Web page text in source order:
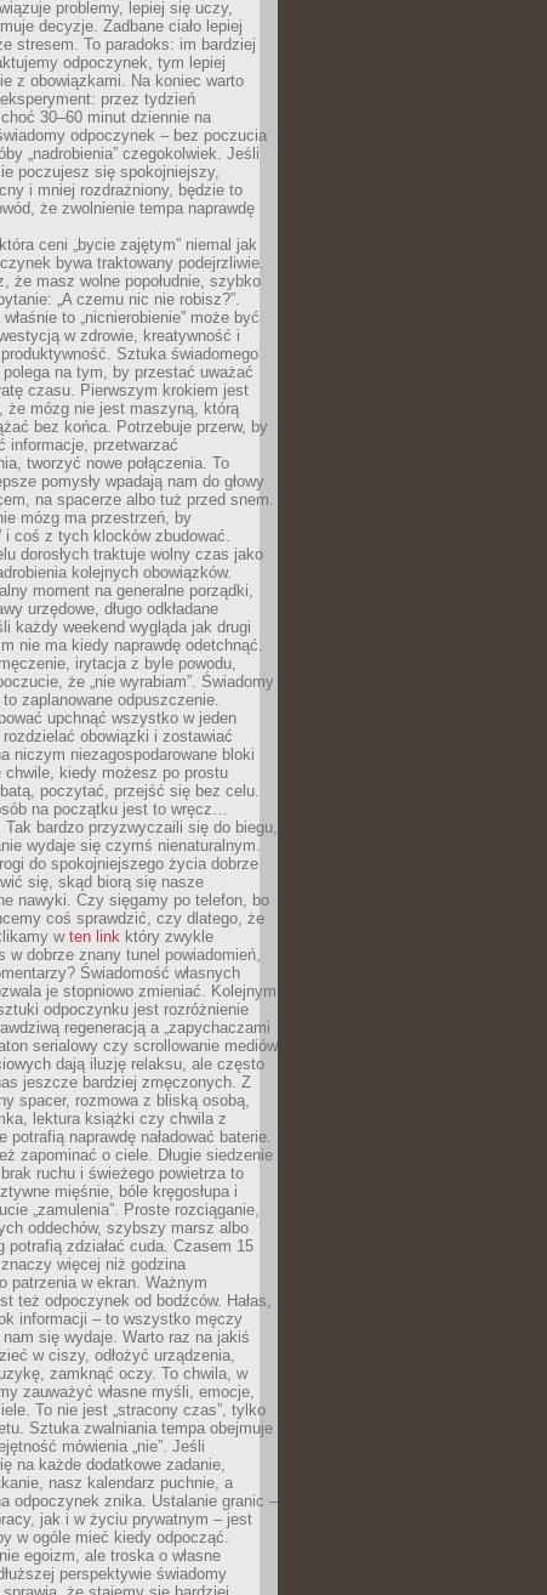
problemy, lepiej się uczy,
decyzje. Zadbane ciało lepiej
stresem. To paradoks: im bardziej
odpoczynek, tym lepiej
z obowiązkami. Na koniec warto
przez tydzień
30–60 minut dziennie na
odpoczynek – bez poczucia
„nadrobienia” czegokolwiek. Jeśli
poczujesz się spokojniejszy,
i mniej rozdrażniony, będzie to
że zwolnienie tempa naprawdę
ceni „bycie zajętym” niemal jak
bywa traktowany podejrzliwie.
że masz wolne popołudnie, szybko
„A czemu nic nie robisz?”.
to „nicnierobienie” może być
w zdrowie, kreatywność i
produktywność. Sztuka świadomego
na tym, by przestać uważać
czasu. Pierwszym krokiem jest
że mózg nie jest maszyną, którą
bez końca. Potrzebuje przerw, by
informacje, przetwarzać
tworzyć nowe połączenia. To
pomysły wpadają nam do głowy
na spacerze albo tuż przed snem.
mózg ma przestrzeń, by
i coś z tych klocków zbudować.
dorosłych traktuje wolny czas jako
kolejnych obowiązków.
moment na generalne porządki,
urzędowe, długo odkładane
każdy weekend wygląda jak drugi
nie ma kiedy naprawdę odetchnąć.
irytacja z byle powodu,
że „nie wyrabiam”. Świadomy
zaplanowane odpuszczenie.
upchnąć wszystko w jeden
obowiązki i zostawiać
niczym niezagospodarowane bloki
chwile, kiedy możesz po prostu
poczytać, przejść się bez celu.
na początku jest to wręcz…
Tak bardzo przyzwyczaili się do biegu,
wydaje się czymś nienaturalnym.
do spokojniejszego życia dobrze
się, skąd biorą się nasze
nawyki. Czy sięgamy po telefon, bo
coś sprawdzić, czy dlatego, że
wten link który zwykle
w dobrze znany tunel powiadomień,
Świadomość własnych
je stopniowo zmieniać. Kolejnym
odpoczynku jest rozróżnienie
regeneracją a „zapychaczami
serialowy czy scrollowanie mediów
dają iluzję relaksu, ale często
jeszcze bardziej zmęczonych. Z
spacer, rozmowa z bliską osobą,
lektura książki czy chwila z
potrafią naprawdę naładować baterie.
zapominać o ciele. Długie siedzenie
ruchu i świeżego powietrza to
mięśnie, bóle kręgosłupa i
„zamulenia”. Proste rozciąganie,
oddechów, szybszy marsz albo
potrafią zdziałać cuda. Czasem 15
więcej niż godzina
patrzenia w ekran. Ważnym
też odpoczynek od bodźców. Hałas,
informacji – to wszystko męczy
nam się wydaje. Warto raz na jakiś
w ciszy, odłożyć urządzenia,
zamknąć oczy. To chwila, w
zauważyć własne myśli, emocje,
To nie jest „stracony czas”, tylko
Sztuka zwalniania tempa obejmuje
mówienia „nie”. Jeśli
na każde dodatkowe zadanie,
nasz kalendarz puchnie, a
odpoczynek znika. Ustalanie granic –
jak i w życiu prywatnym – jest
w ogóle mieć kiedy odpocząć.
egoizm, ale troska o własne
perspektywie świadomy